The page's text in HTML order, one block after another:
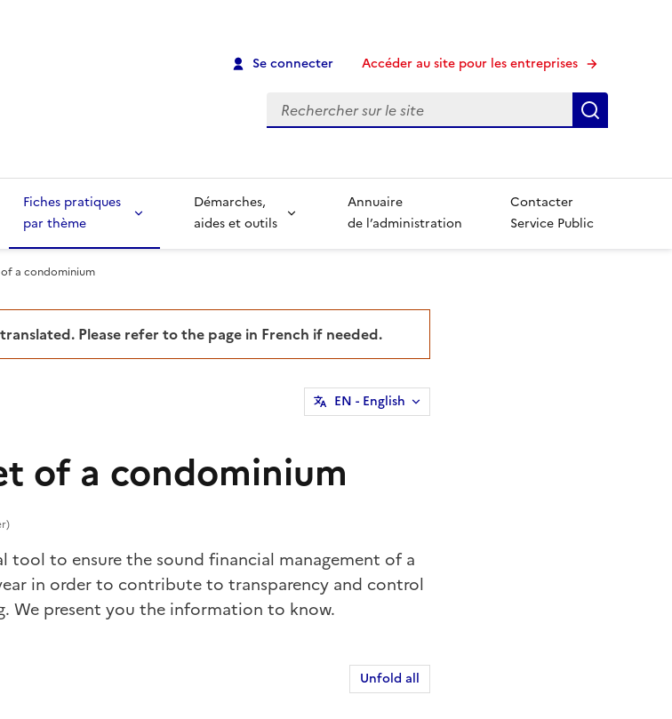
Se connecter Accéder au site pour les entreprises
Recherche
Fiches pratiques
par thème
Démarches,
aides et outils
Annuaire
de l’administration
Contacter
Service Public
a condominium
Please refer to the page in French if needed.
EN - English
of a condominium
tool to ensure the sound financial management of a
in order to contribute to transparency and control
We present you the information to know.
Unfold all